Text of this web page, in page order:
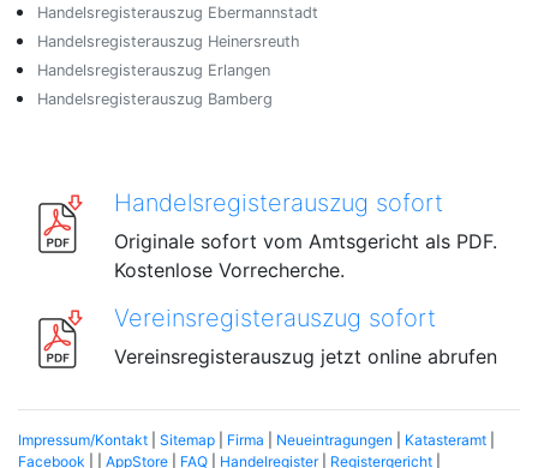
Handelsregisterauszug Ebermannstadt
Handelsregisterauszug Heinersreuth
Handelsregisterauszug Erlangen
Handelsregisterauszug Bamberg
Handelsregisterauszug sofort
Originale sofort vom Amtsgericht als PDF.
Kostenlose Vorrecherche.
Vereinsregisterauszug sofort
Vereinsregisterauszug jetzt online abrufen
Impressum/Kontakt Sitemap Firma Neueintragungen Katasteramt
Facebook
AppStore FAQ Handelregister| Registergericht